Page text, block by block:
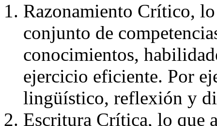
Razonamiento Crítico,
conjunto de
conocimientos,
ejercicio eficiente. Por
lingüístico, reflexión y
Escritura Crítica, lo que